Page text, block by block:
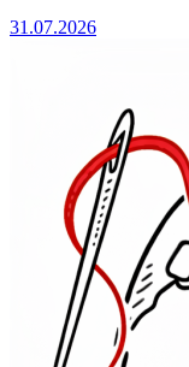
31.07.2026